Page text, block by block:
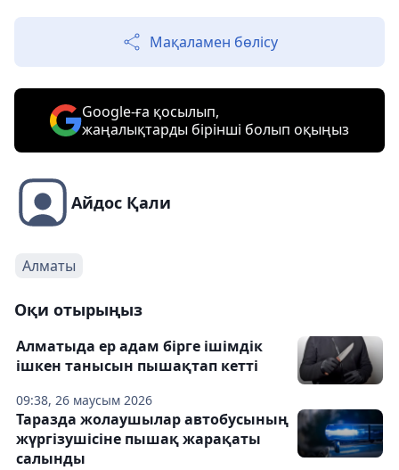
Мақаламен бөлісу
Google-ға қосылып,
жаңалықтарды бірінші болып оқыңыз
Айдос Қали
Алматы
Оқи отырыңыз
09:38, 26 маусым 2026
Алматыда ер адам бірге ішімдік
ішкен танысын пышақтап кетті
Таразда жолаушылар автобусының
жүргізушісіне пышақ жарақаты
салынды